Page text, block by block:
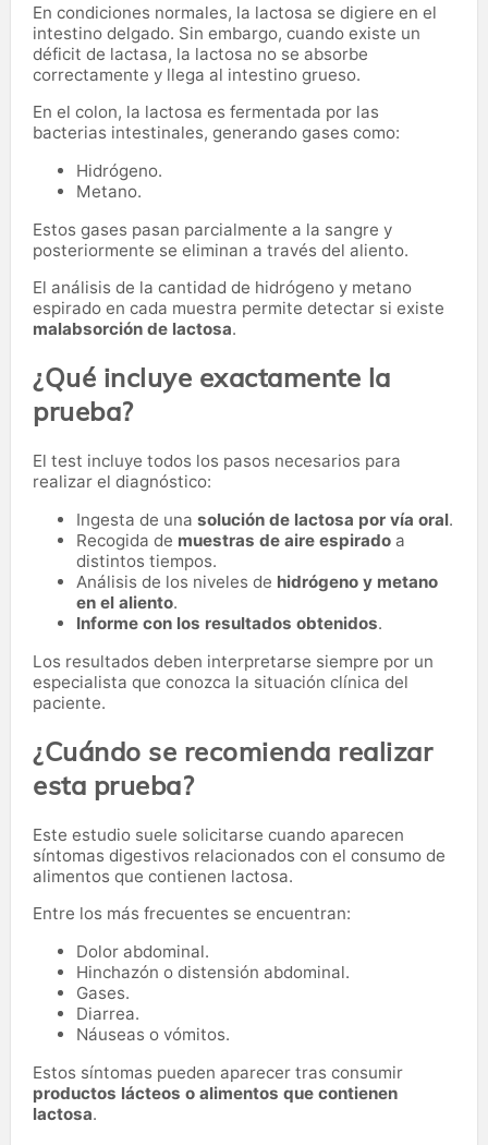
En condiciones normales, la lactosa se digiere en el
intestino delgado. Sin embargo, cuando existe un
déficit de lactasa, la lactosa no se absorbe
correctamente y llega al intestino grueso.
En el colon, la lactosa es fermentada por las
bacterias intestinales, generando gases como:
Hidrógeno.
Metano.
Estos gases pasan parcialmente a la sangre y
posteriormente se eliminan a través del aliento.
El análisis de la cantidad de hidrógeno y metano
espirado en cada muestra permite detectar si existe
malabsorción de lactosa.
¿Qué incluye exactamente la
prueba?
El test incluye todos los pasos necesarios para
realizar el diagnóstico:
Ingesta de una solución de lactosa por vía oral.
Recogida de muestras de aire espirado a
distintos tiempos.
Análisis de los niveles de hidrógeno y metano
en el aliento.
Informe con los resultados obtenidos.
Los resultados deben interpretarse siempre por un
especialista que conozca la situación clínica del
paciente.
¿Cuándo se recomienda realizar
esta prueba?
Este estudio suele solicitarse cuando aparecen
síntomas digestivos relacionados con el consumo de
alimentos que contienen lactosa.
Entre los más frecuentes se encuentran:
Dolor abdominal.
Hinchazón o distensión abdominal.
Gases.
Diarrea.
Náuseas o vómitos.
Estos síntomas pueden aparecer tras consumir
productos lácteos o alimentos que contienen
lactosa.